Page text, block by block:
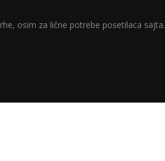
osim za lične potrebe posetilaca sajta.